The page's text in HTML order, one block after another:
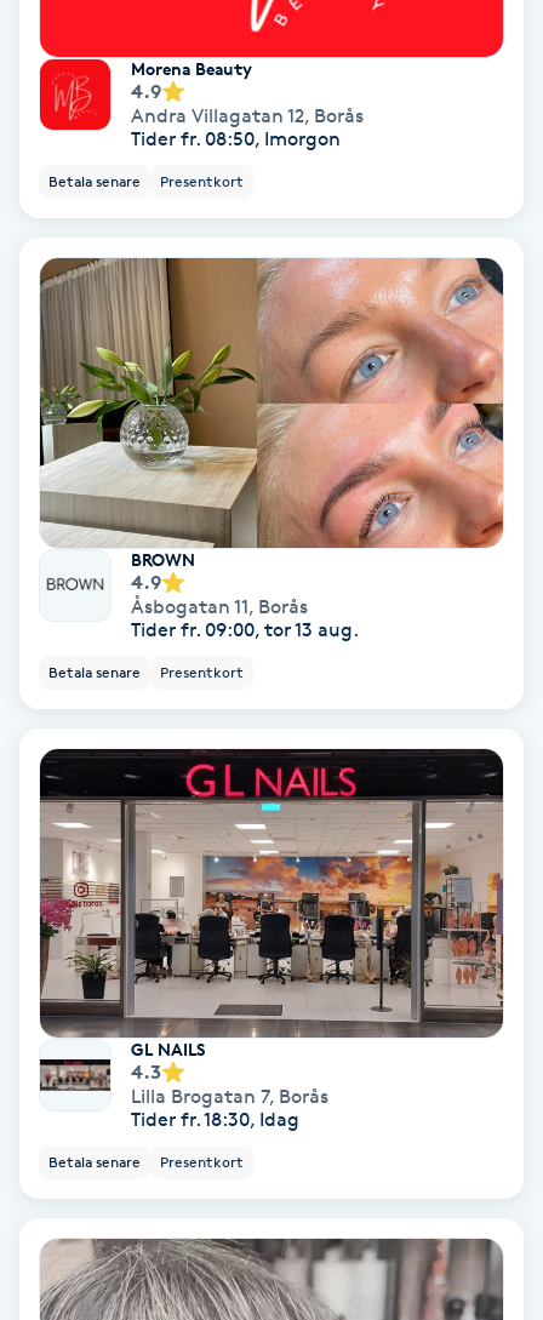
Reiki
Reiki massage
Restorative Yoga
Rosacea
Rosenmetoden
Ryggmassage
Samtalsterapi
Singelfransar
Sjukgymnastik
Skalpmassage
Skinbooster
Sklerosering
Skägg
Skäggfärgning
Morena Beauty
4.9
Andra Villagatan 12, Borås
Tider fr. 08:50, Imorgon
Betala senare Presentkort
BROWN
4.9
Åsbogatan 11, Borås
Tider fr. 09:00, tor 13 aug.
Betala senare Presentkort
GL NAILS
4.3
Lilla Brogatan 7, Borås
Tider fr. 18:30, Idag
Betala senare Presentkort